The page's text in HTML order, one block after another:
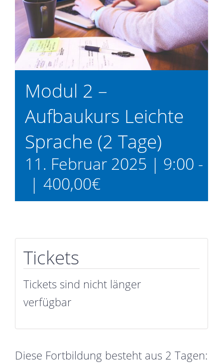
Modul 2 –
Aufbaukurs Leichte
Sprache (2 Tage)
11. Februar 2025 | 9:00 -
| 400,00€
Tickets
Tickets sind nicht länger
verfügbar
Diese Fortbildung besteht aus 2 Tagen: